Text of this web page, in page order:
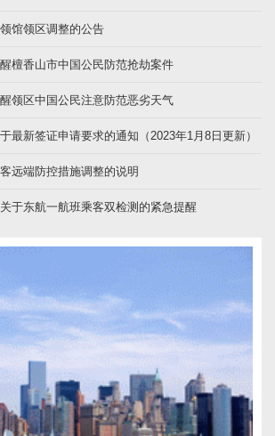
馆领区调整的公告
檀香山市中国公民防范抢劫案件
领区中国公民注意防范恶劣天气
最新签证申请要求的通知（2023年1月8日更新）
远端防控措施调整的说明
于东航一航班乘客双检测的紧急提醒